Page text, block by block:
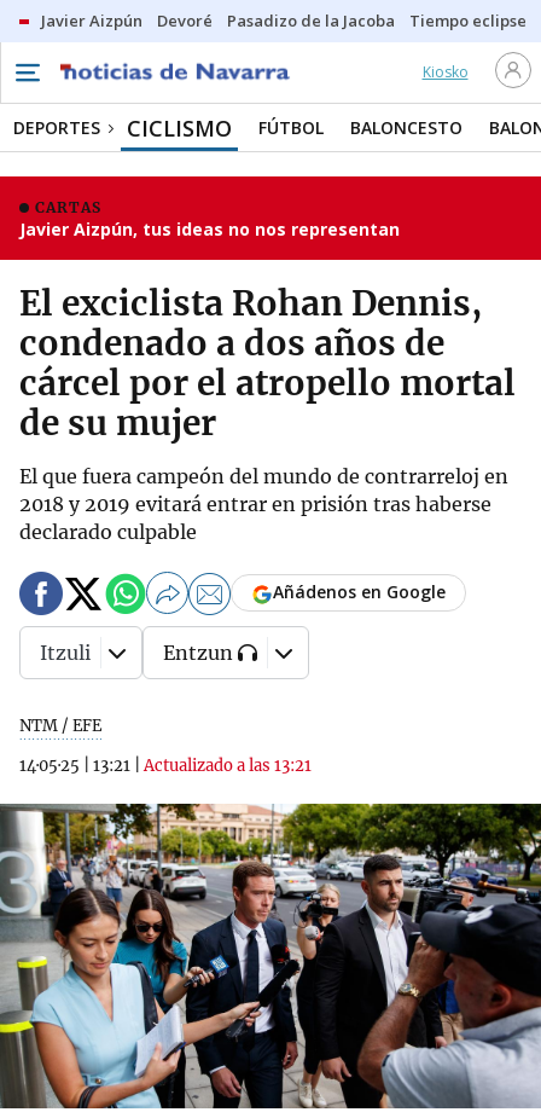
Javier Aizpún Devoré Pasadizo de la Jacoba Tiempo eclipse
Kiosko
DEPORTES CICLISMO FÚTBOL BALONCESTO
CARTAS
Javier Aizpún, tus ideas no nos representan
El exciclista Rohan Dennis,
condenado a dos años de
cárcel por el atropello mortal
de su mujer
El que fuera campeón del mundo de contrarreloj en
2018 y 2019 evitará entrar en prisión tras haberse
declarado culpable
NTM / EFE
14·05·25
13:21 |Actualizado a las 13:21
Añádenos en Google
Itzuli Entzun